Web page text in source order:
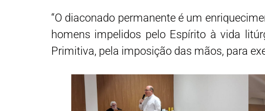
“O diaconado permanente é um
homens impelidos pelo Espírito à vida
Primitiva, pela imposição das mãos, para